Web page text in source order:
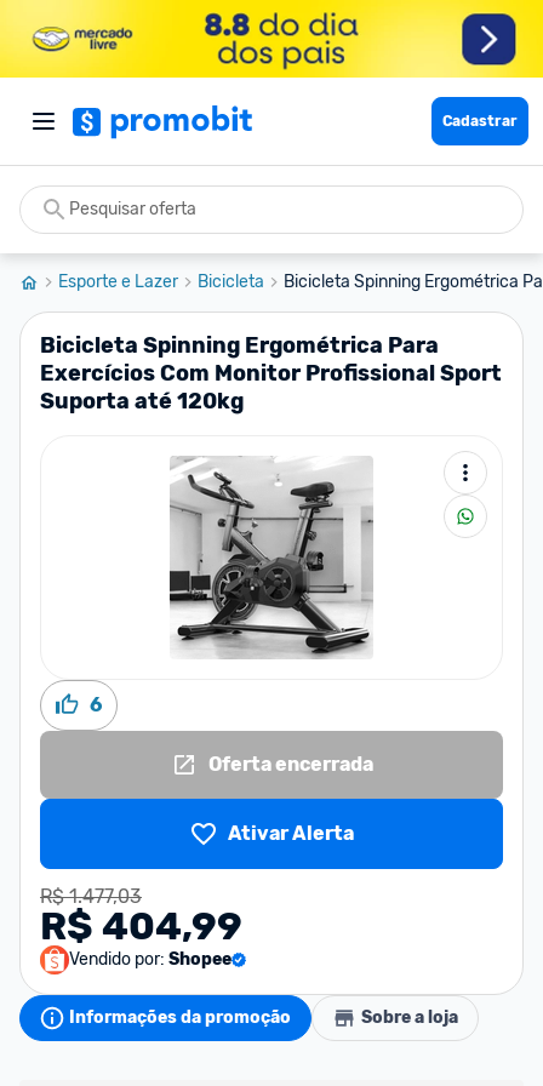
Cadastrar
Esporte e Lazer Bicicleta Bicicleta Spinning Ergométrica
Bicicleta Spinning Ergométrica Para
Exercícios Com Monitor Profissional Sport
Suporta até 120kg
6
Oferta encerrada
Ativar Alerta
R$ 1.477,03
R$ 404,99
Vendido por: Shopee
Informações da promoção Sobre a loja